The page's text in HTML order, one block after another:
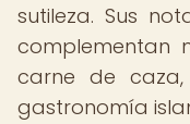
sutileza. Sus
complementan
carne de
gastronomía